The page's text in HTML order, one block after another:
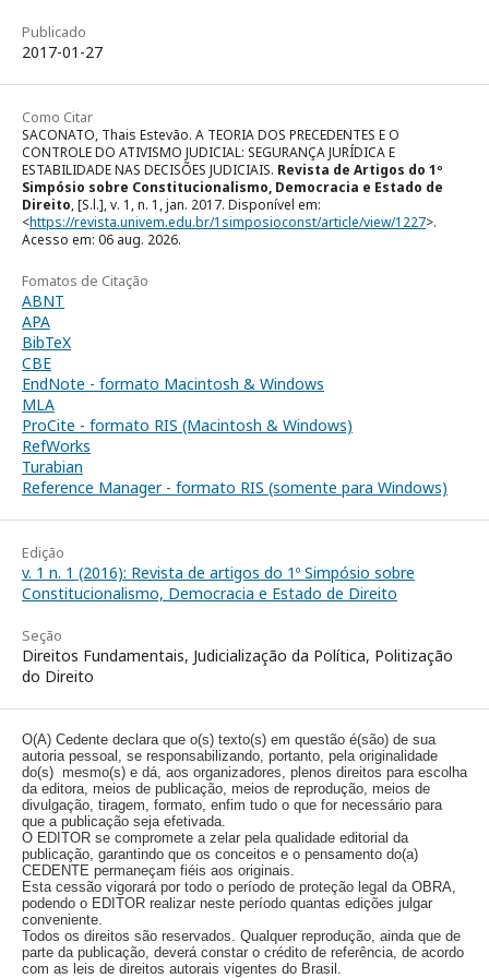
Publicado
2017-01-27
Como Citar
SACONATO, Thais Estevão. A TEORIA DOS PRECEDENTES E O
CONTROLE DO ATIVISMO JUDICIAL: SEGURANÇA JURÍDICA E
ESTABILIDADE NAS DECISÕES JUDICIAIS. Revista de Artigos do 1º
Simpósio sobre Constitucionalismo, Democracia e Estado de
Direito, [S.l.], v. 1, n. 1, jan. 2017. Disponível em:
<https://revista.univem.edu.br/1simposioconst/article/view/1227>.
Acesso em: 06 aug. 2026.
Fomatos de Citação
ABNT
APA
BibTeX
CBE
EndNote - formato Macintosh & Windows
MLA
ProCite - formato RIS (Macintosh & Windows)
RefWorks
Turabian
Reference Manager - formato RIS (somente para Windows)
Edição
v. 1 n. 1 (2016): Revista de artigos do 1º Simpósio sobre
Constitucionalismo, Democracia e Estado de Direito
Seção
Direitos Fundamentais, Judicialização da Política, Politização
do Direito
O(A) Cedente declara que o(s) texto(s) em questão é(são) de sua
autoria pessoal, se responsabilizando, portanto, pela originalidade
do(s) mesmo(s) e dá, aos organizadores, plenos direitos para escolha
da editora, meios de publicação, meios de reprodução, meios de
divulgação, tiragem, formato, enfim tudo o que for necessário para
que a publicação seja efetivada.
O EDITOR se compromete a zelar pela qualidade editorial da
publicação, garantindo que os conceitos e o pensamento do(a)
CEDENTE permaneçam fiéis aos originais.
Esta cessão vigorará por todo o período de proteção legal da OBRA,
podendo o EDITOR realizar neste período quantas edições julgar
conveniente.
Todos os direitos são reservados. Qualquer reprodução, ainda que de
parte da publicação, deverá constar o crédito de referência, de acordo
com as leis de direitos autorais vigentes do Brasil.